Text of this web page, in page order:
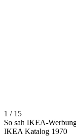
1 / 15
So sah IKEA-
IKEA Katalog 1970